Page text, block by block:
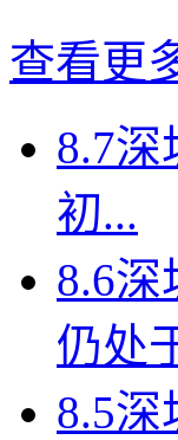
查看更
8.7深
初...
8.6
仍处
8.5深